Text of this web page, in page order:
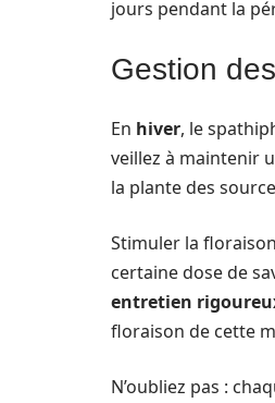
jours pendant la
Gestion
En hiver, le
veillez à maintenir
la plante des
Stimuler la
certaine dose de
entretien
floraison de cette
N’oubliez pas :